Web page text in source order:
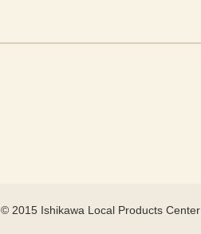
© 2015 Ishikawa Local Products Center